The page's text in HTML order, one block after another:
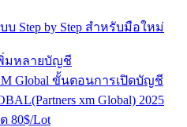
Step by Step สำหรับมือใหม่
มหลายบัญชี
Global ขั้นตอนการเปิดบัญชี
xm Global) 2025
80$/Lot